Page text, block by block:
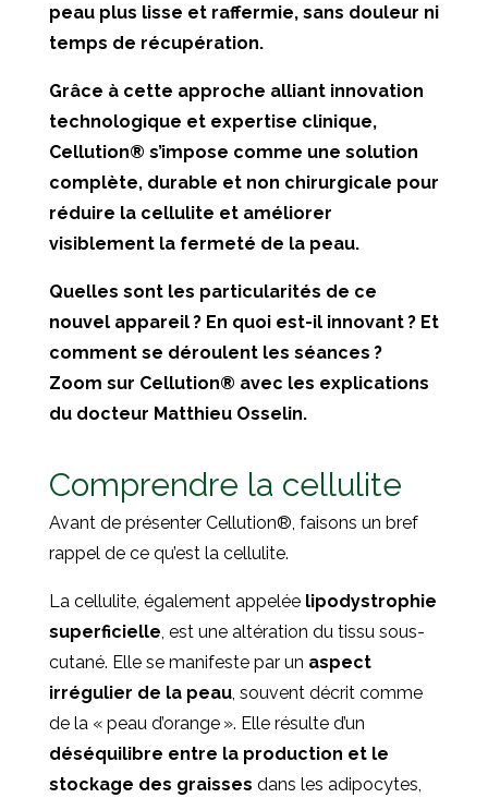
peau plus lisse et raffermie, sans douleur ni
temps de récupération.
Grâce à cette approche alliant innovation
technologique et expertise clinique,
Cellution® s’impose comme une solution
complète, durable et non chirurgicale pour
réduire la cellulite et améliorer
visiblement la fermeté de la peau.
Quelles sont les particularités de ce
nouvel appareil ? En quoi est-il innovant ? Et
comment se déroulent les séances ?
Zoom sur Cellution® avec les explications
du docteur Matthieu Osselin.
Comprendre la cellulite
Avant de présenter Cellution®, faisons un bref
rappel de ce qu’est la cellulite.
La cellulite, également appelée lipodystrophie
superficielle, est une altération du tissu sous-
cutané. Elle se manifeste par un aspect
irrégulier de la peau, souvent décrit comme
de la « peau d’orange ». Elle résulte d’un
déséquilibre entre la production et le
stockage des graisses dans les adipocytes,